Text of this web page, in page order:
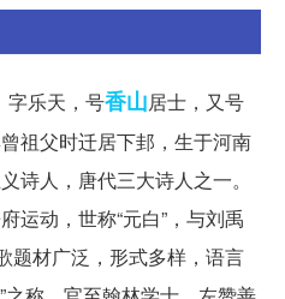
字乐天，号香山居士，又号
祖父时迁居下邽，生于河南
诗人，唐代三大诗人之一。
运动，世称“元白”，与刘禹
题材广泛，形式多样，语言